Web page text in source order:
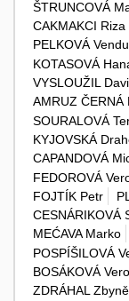
ŠTRUNCOVÁ
CAKMAKCI Riza
PELKOVÁ
KOTASOVÁ
VYSLOUŽIL
AMRUZ ČERNÁ
SOURALOVÁ
KYJOVSKÁ
CAPANDOVÁ
FEDOROVÁ
FOJTÍK Petr
CESNÁRIKOVÁ
MEĆAVA Marko
POSPÍŠILOVÁ
BOSÁKOVÁ
ZDRÁHAL